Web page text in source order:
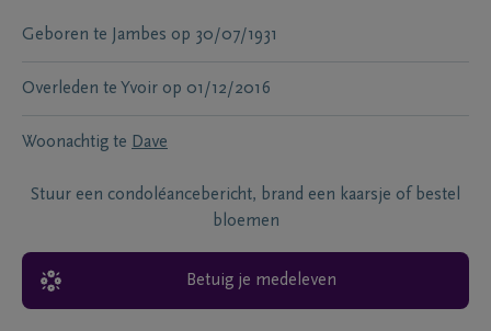
Geboren te Jambes op 30/07/1931
Overleden te Yvoir op 01/12/2016
Woonachtig te Dave
Stuur een condoléancebericht, brand een kaarsje of bestel
bloemen
Betuig je medeleven